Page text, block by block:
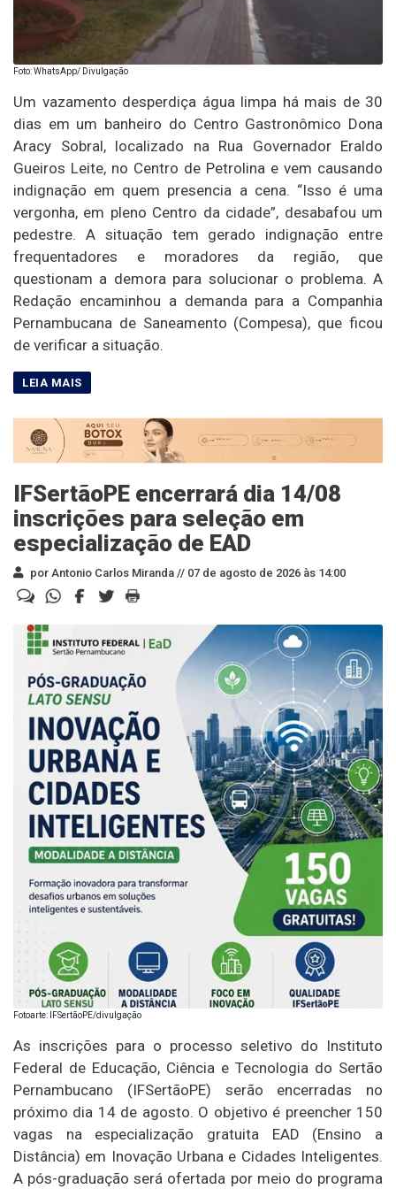
Foto: WhatsApp/ Divulgação
Um vazamento desperdiça água limpa há mais de 30
dias em um banheiro do Centro Gastronômico Dona
Aracy Sobral, localizado na Rua Governador Eraldo
Gueiros Leite, no Centro de Petrolina e vem causando
indignação em quem presencia a cena. “Isso é uma
vergonha, em pleno Centro da cidade”, desabafou um
pedestre. A situação tem gerado indignação entre
frequentadores e moradores da região, que
questionam a demora para solucionar o problema. A
Redação encaminhou a demanda para a Companhia
Pernambucana de Saneamento (Compesa), que ficou
de verificar a situação.
IFSertãoPE encerrará dia 14/08
inscrições para seleção em
especialização de EAD
por Antonio Carlos Miranda // 07 de agosto de 2026 às 14:00
Fotoarte: IFSertãoPE/divulgação
As inscrições para o processo seletivo do Instituto
Federal de Educação, Ciência e Tecnologia do Sertão
Pernambucano (IFSertãoPE) serão encerradas no
próximo dia 14 de agosto. O objetivo é preencher 150
vagas na especialização gratuita EAD (Ensino a
Distância) em Inovação Urbana e Cidades Inteligentes.
A pós-graduação será ofertada por meio do programa